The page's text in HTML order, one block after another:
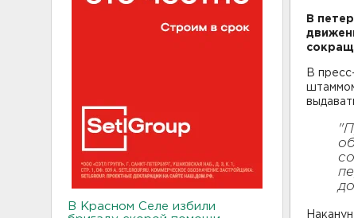
В Красном Селе избили
В
В